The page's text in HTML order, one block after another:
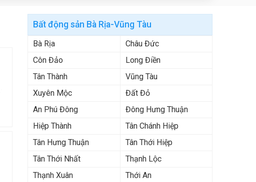
Bất động sản Bà Rịa-Vũng Tàu
Bà Rịa
Châu Đức
Côn Đảo
Long Điền
Tân Thành
Vũng Tàu
Xuyên Mộc
Đất Đỏ
An Phú Đông
Đông Hưng Thuận
Hiệp Thành
Tân Chánh Hiệp
Tân Hưng Thuận
Tân Thới Hiệp
Tân Thới Nhất
Thạnh Lộc
Thạnh Xuân
Thới An